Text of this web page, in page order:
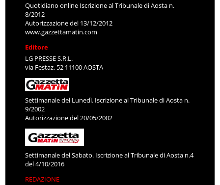
Quotidiano online Iscrizione al Tribunale di Aosta n.
8/2012
Autorizzazione del 13/12/2012
www.gazzettamatin.com
Editore
LG PRESSE S.R.L.
via Festaz, 52 11100 AOSTA
Settimanale del Lunedì. Iscrizione al Tribunale di Aosta n.
9/2002
Autorizzazione del 20/05/2002
Settimanale del Sabato. Iscrizione al Tribunale di Aosta n.4
del 4/10/2016
REDAZIONE